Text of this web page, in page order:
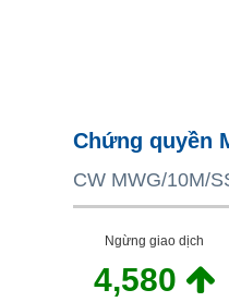
Chứng quyền
CW MWG/10M/
Ngừng giao dịch
4,580
BẤT ĐỘNG SẢN
TÀI CHÍNH
KINH TẾ
THẾ GIỚI